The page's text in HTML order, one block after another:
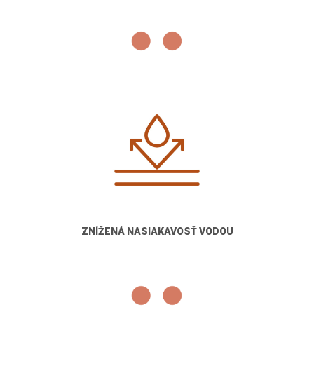
ZNÍŽENÁ NASIAKAVOSŤ VODOU